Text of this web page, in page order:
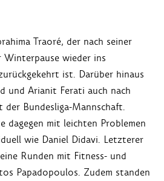
Traoré, der nach seiner
wieder ins
ist. Darüber hinaus
und Arianit Ferati auch nach
der Bundesliga-Mannschaft.
dagegen mit leichten Problemen
wie Daniel Didavi. Letzterer
Runden mit Fitness- und
Papadopoulos. Zudem standen